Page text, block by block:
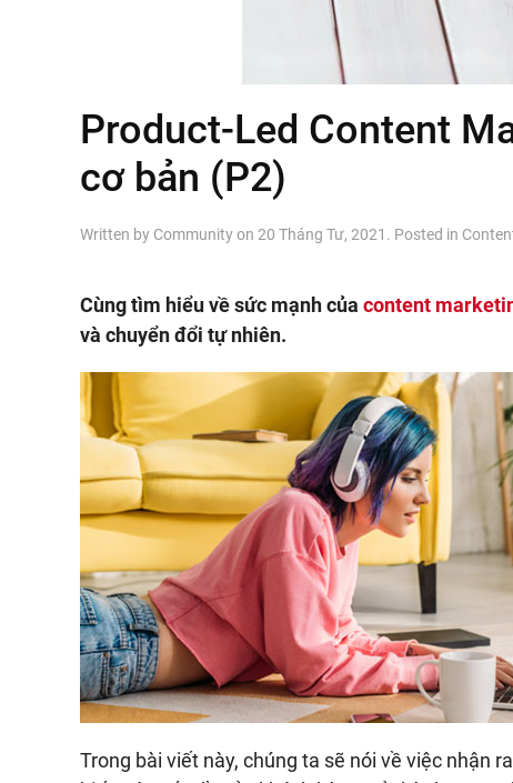
Product-Led Content
cơ bản (P2)
Written by Communityon 20 Tháng Tư, 2021 . Posted in
Cùng tìm hiểu về sức mạnh của content
và chuyển đổi tự nhiên.
Trong bài viết này, chúng ta sẽ nói về việc nhận